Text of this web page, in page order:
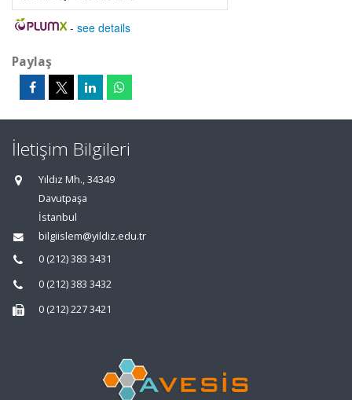
- see details
Paylaş
İletişim Bilgileri
Yıldız Mh., 34349
Davutpaşa
İstanbul
bilgiislem@yildiz.edu.tr
0 (212) 383 3431
0 (212) 383 3432
0 (212) 227 3421